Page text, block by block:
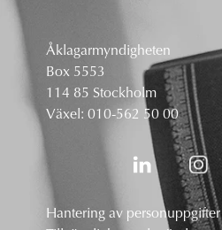
Åklagarmyndigheten
Box 5553
114 85 Stockholm
Växel: 010-562 50 00
Hantering av personuppgifter